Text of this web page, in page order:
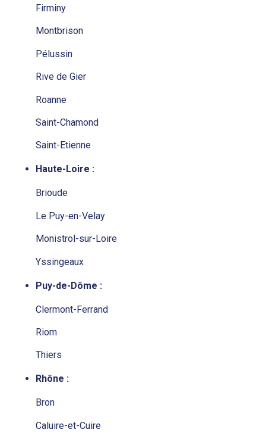
Firminy
Montbrison
Pélussin
Rive de Gier
Roanne
Saint-Chamond
Saint-Etienne
Haute-Loire :
Brioude
Le Puy-en-Velay
Monistrol-sur-Loire
Yssingeaux
Puy-de-Dôme :
Clermont-Ferrand
Riom
Thiers
Rhône :
Bron
Caluire-et-Cuire